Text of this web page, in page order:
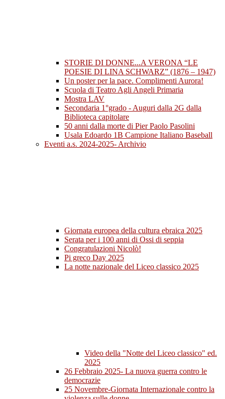
STORIE DI DONNE...A VERONA “LE
POESIE DI LINA SCHWARZ” (1876 – 1947)
Un poster per la pace. Complimenti Aurora!
Scuola di Teatro Agli Angeli Primaria
Mostra LAV
Secondaria 1°grado - Auguri dalla 2G dalla
Biblioteca capitolare
50 anni dalla morte di Pier Paolo Pasolini
Usala Edoardo 1B Campione Italiano Baseball
Eventi a.s. 2024-2025- Archivio
Giornata europea della cultura ebraica 2025
Serata per i 100 anni di Ossi di seppia
Congratulazioni Nicolò!
Pi greco Day 2025
La notte nazionale del Liceo classico 2025
Video della "Notte del Liceo classico" ed.
2025
26 Febbraio 2025- La nuova guerra contro le
democrazie
25 Novembre-Giornata Internazionale contro la